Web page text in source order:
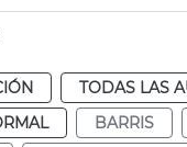
TODAS LAS
BARRIS